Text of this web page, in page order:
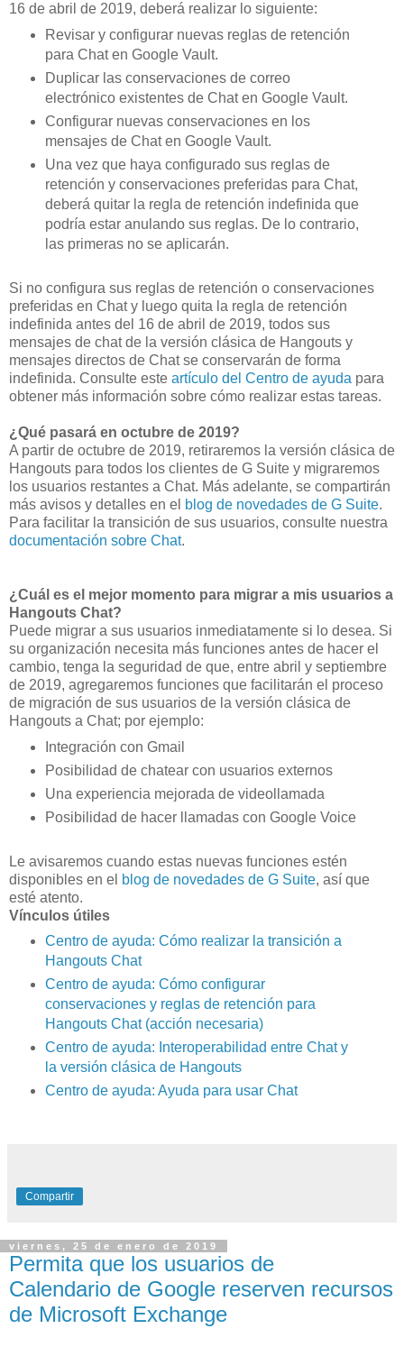
16 de abril de 2019, deberá realizar lo siguiente:
Revisar y configurar nuevas reglas de retención
para Chat en Google Vault.
Duplicar las conservaciones de correo
electrónico existentes de Chat en Google Vault.
Configurar nuevas conservaciones en los
mensajes de Chat en Google Vault.
Una vez que haya configurado sus reglas de
retención y conservaciones preferidas para Chat,
deberá quitar la regla de retención indefinida que
podría estar anulando sus reglas. De lo contrario,
las primeras no se aplicarán.
Si no configura sus reglas de retención o conservaciones
preferidas en Chat y luego quita la regla de retención
indefinida antes del 16 de abril de 2019, todos sus
mensajes de chat de la versión clásica de Hangouts y
mensajes directos de Chat se conservarán de forma
indefinida. Consulte este artículo del Centro de ayuda para
obtener más información sobre cómo realizar estas tareas.
¿Qué pasará en octubre de 2019?
A partir de octubre de 2019, retiraremos la versión clásica de
Hangouts para todos los clientes de G Suite y migraremos
los usuarios restantes a Chat. Más adelante, se compartirán
más avisos y detalles en el blog de novedades de G Suite.
Para facilitar la transición de sus usuarios, consulte nuestra
documentación sobre Chat.
¿Cuál es el mejor momento para migrar a mis usuarios a
Hangouts Chat?
Puede migrar a sus usuarios inmediatamente si lo desea. Si
su organización necesita más funciones antes de hacer el
cambio, tenga la seguridad de que, entre abril y septiembre
de 2019, agregaremos funciones que facilitarán el proceso
de migración de sus usuarios de la versión clásica de
Hangouts a Chat; por ejemplo:
Integración con Gmail
Posibilidad de chatear con usuarios externos
Una experiencia mejorada de videollamada
Posibilidad de hacer llamadas con Google Voice
Le avisaremos cuando estas nuevas funciones estén
disponibles en el blog de novedades de G Suite, así que
esté atento.
Vínculos útiles
Centro de ayuda: Cómo realizar la transición a
Hangouts Chat
Centro de ayuda: Cómo configurar
conservaciones y reglas de retención para
Hangouts Chat (acción necesaria)
Centro de ayuda: Interoperabilidad entre Chat y
la versión clásica de Hangouts
Centro de ayuda: Ayuda para usar Chat
Compartir
viernes, 25 de enero de 2019
Permita que los usuarios de
Calendario de Google reserven recursos
de Microsoft Exchange